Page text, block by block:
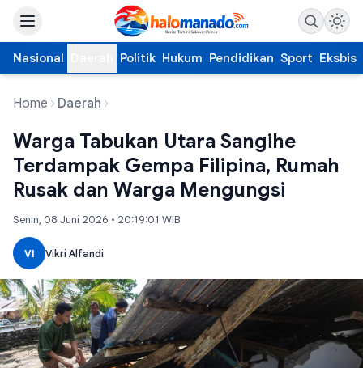
Nasional Politik Hukum Pendidikan Sport Eksbis
Home Daerah
Warga Tabukan Utara Sangihe
Terdampak Gempa Filipina, Rumah
Rusak dan Warga Mengungsi
Senin, 08 Juni 2026 • 20:19:01 WIB
VI Vikri Alfandi